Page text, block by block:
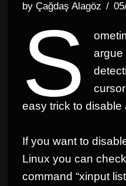
by Çağdaş Alagöz
S
argue
easy trick to
If you want to
Linux you can
command “xinput